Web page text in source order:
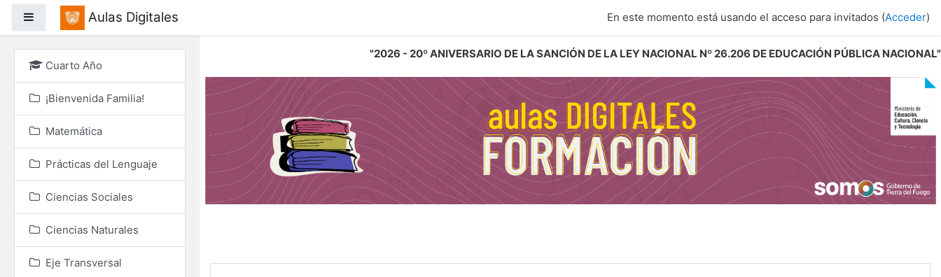
"2026 - 20º ANIVERSARIO DE LA SANCIÓN DE LA LEY NACIONAL Nº 26.206 DE EDUCACIÓN PÚBLICA NACIONAL"
Panel lateralAulas Digitales En este momento está usando el acceso para invitados (Acceder)
Cuarto Año
¡Bienvenida Familia!
Matemática
Prácticas del Lenguaje
Ciencias Sociales
Ciencias Naturales
Eje Transversal